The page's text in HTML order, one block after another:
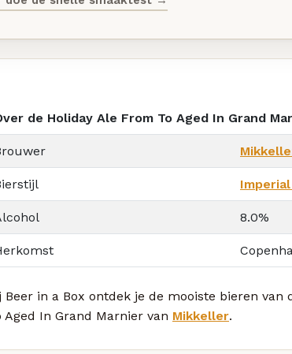
de Holiday Ale From To Aged In Grand
8.0%
Beer in a Box ontdek je de mooiste bieren
Aged In Grand Marnier van Mikkeller.